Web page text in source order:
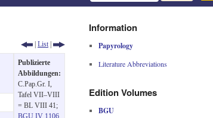
| List |
Publizierte
Abbildungen:
C.Pap.Gr. I,
Tafel VII–VIII
= BL VIII 41;
BGU IV 1106
Information
Papyrology
Literature Abbreviations
Edition Volumes
BGU